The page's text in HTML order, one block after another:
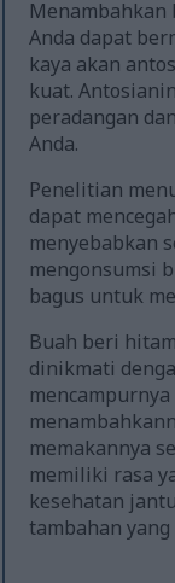
Menambahkan
Anda dapat
kaya akan
kuat.
peradangan
Anda.
Penelitian
dapat
menyebabkan
mengonsumsi
bagus untuk
Buah beri
dinikmati
memakannya
memiliki rasa
kesehatan
tambahan